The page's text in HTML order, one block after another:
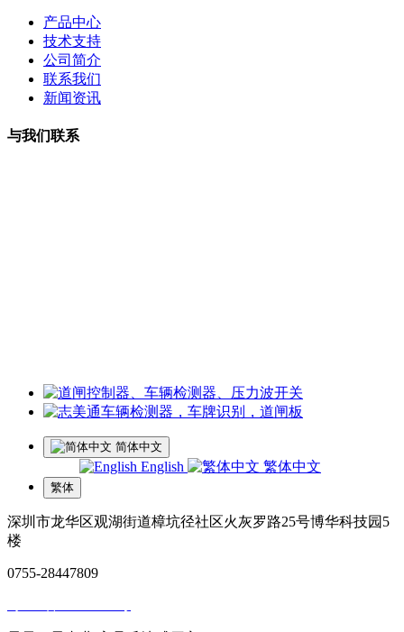
产品中心
技术支持
公司简介
联系我们
新闻资讯
与我们联系
简体中文
English 繁体中文
繁体
深圳市龙华区观湖街道樟坑径社区火灰罗路25号博华科技园5
楼
0755-28447809